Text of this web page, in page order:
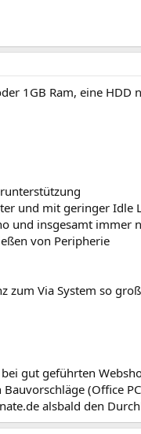
1GB Ram, eine HDD
und mit geringer Idle
und insgesamt immer
von Peripherie
Via System so
gut geführten
(Office
alsbald den